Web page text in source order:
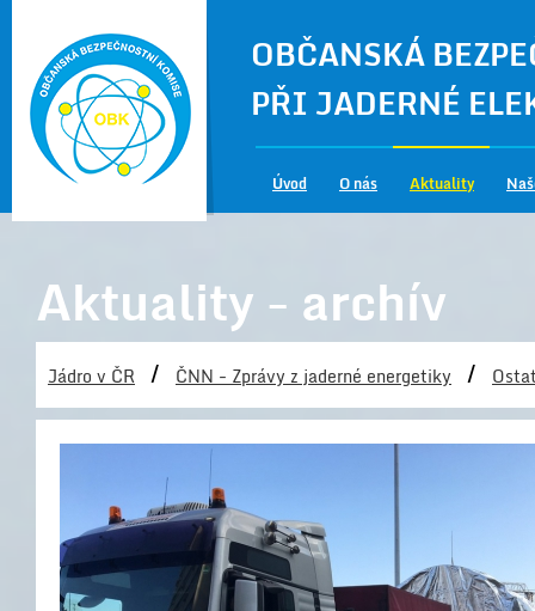
OBČANSKÁ
PŘI JADERNÉ
Úvod O nás Aktuality
Aktuality - archív
Jádro v ČR / ČNN - Zprávy z jaderné energetiky /